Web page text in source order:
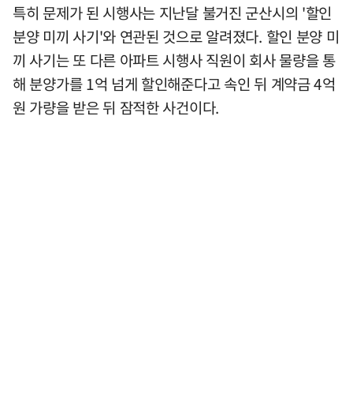
특히 문제가 된 시행사는 지난달 불거진 군산시의 '할인
분양 미끼 사기'와 연관된 것으로 알려졌다. 할인 분양 미
끼 사기는 또 다른 아파트 시행사 직원이 회사 물량을 통
해 분양가를 1억 넘게 할인해준다고 속인 뒤 계약금 4억
원 가량을 받은 뒤 잠적한 사건이다.